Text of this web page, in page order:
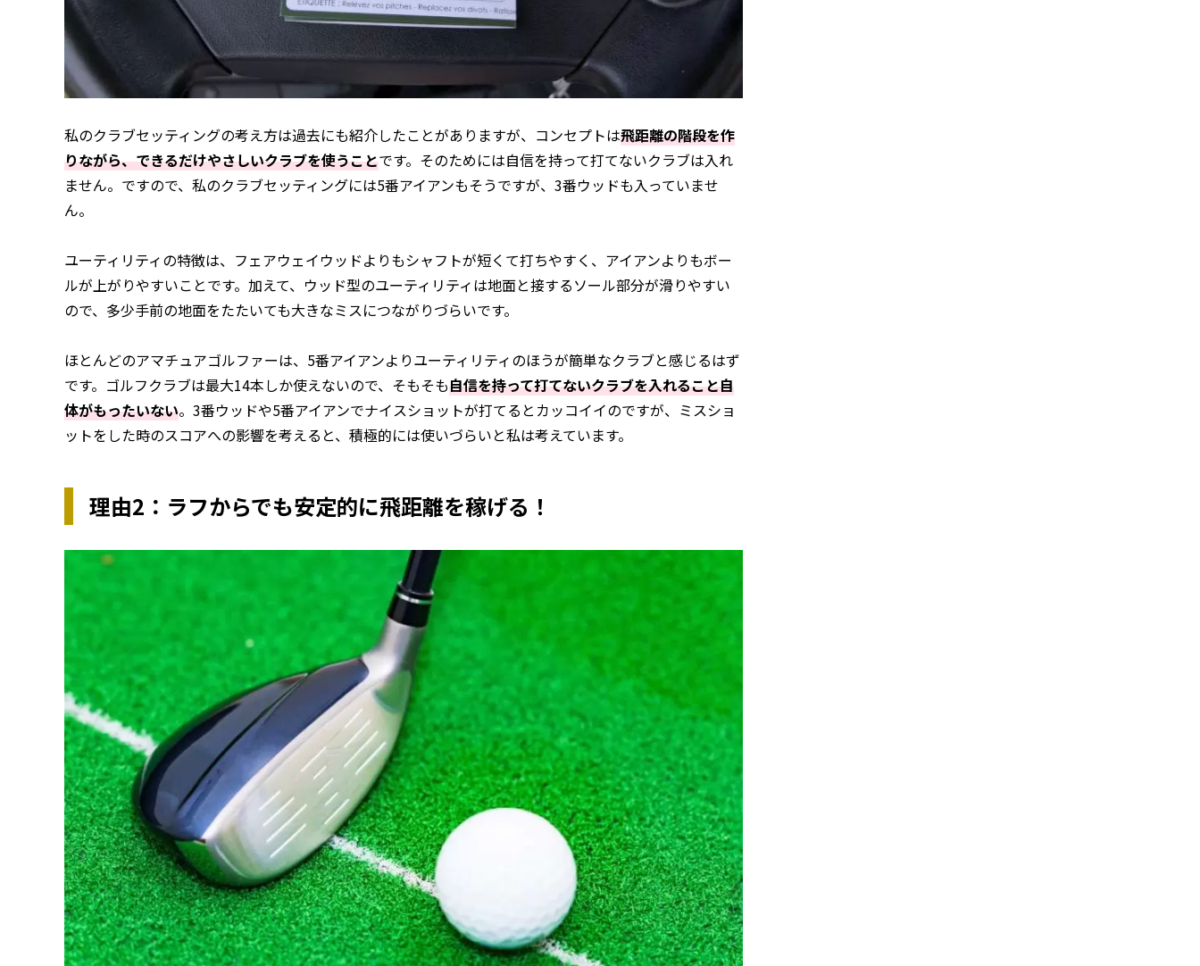
私のクラブセッティングの考え方は過去にも紹介したことがありますが、コンセプトは飛距離の階段を作
りながら、できるだけやさしいクラブを使うことです。そのためには自信を持って打てないクラブは入れ
ません。ですので、私のクラブセッティングには5番アイアンもそうですが、3番ウッドも入っていませ
ん。
ユーティリティの特徴は、フェアウェイウッドよりもシャフトが短くて打ちやすく、アイアンよりもボー
ルが上がりやすいことです。加えて、ウッド型のユーティリティは地面と接するソール部分が滑りやすい
ので、多少手前の地面をたたいても大きなミスにつながりづらいです。
ほとんどのアマチュアゴルファーは、5番アイアンよりユーティリティのほうが簡単なクラブと感じるはず
です。ゴルフクラブは最大14本しか使えないので、そもそも自信を持って打てないクラブを入れること自
体がもったいない。3番ウッドや5番アイアンでナイスショットが打てるとカッコイイのですが、ミスショ
ットをした時のスコアへの影響を考えると、積極的には使いづらいと私は考えています。
理由2：ラフからでも安定的に飛距離を稼げる！